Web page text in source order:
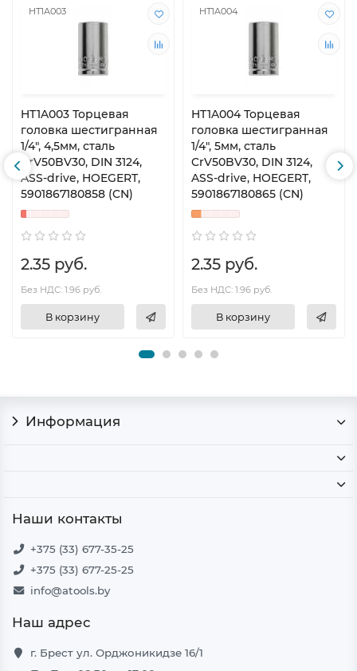
HT1A003
HT1A003 Торцевая
головка шестигранная
1/4", 4,5мм, сталь
CrV50BV30, DIN 3124,
ASS-drive, HOEGERT,
5901867180858 (CN)
2.35 руб.
Без НДС: 1.96 руб.
В корзину
HT1A004
HT1A004 Торцевая
головка шестигранная
1/4", 5мм, сталь
CrV50BV30, DIN 3124,
ASS-drive, HOEGERT,
5901867180865 (CN)
2.35 руб.
Без НДС: 1.96 руб.
В корзину
Информация
Наши контакты
+375 (33) 677-35-25
+375 (33) 677-25-25
info@atools.by
Наш адрес
г. Брест ул. Орджоникидзе 16/1